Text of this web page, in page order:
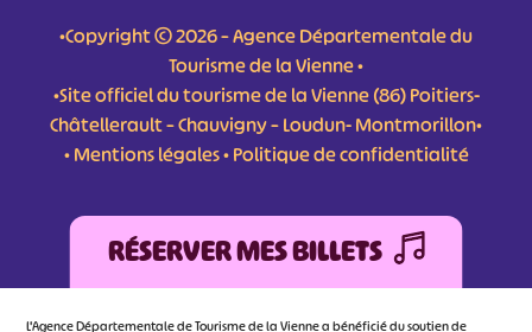
•Copyright © 2026 – Agence Départementale du
Tourisme de la Vienne •
•Site officiel du tourisme de la Vienne (86) Poitiers-
Châtellerault – Chauvigny – Loudun- Montmorillon•
•Mentions légales•Politique de confidentialité
RÉSERVER MES BILLETS
L'Agence Départementale de Tourisme de la Vienne a bénéficié du soutien de